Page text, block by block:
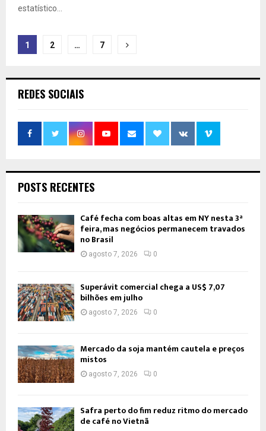
estatístico...
Paginação
posts
1 2 … 7
REDES SOCIAIS
POSTS RECENTES
Café fecha com boas altas em NY nesta 3ª
feira, mas negócios permanecem travados
no Brasil
agosto 7, 2026 0
Superávit comercial chega a US$ 7,07
bilhões em julho
agosto 7, 2026 0
Mercado da soja mantém cautela e preços
mistos
agosto 7, 2026 0
Safra perto do fim reduz ritmo do mercado
de café no Vietnã